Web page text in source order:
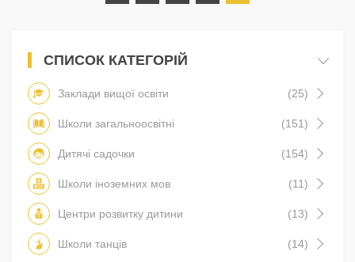
СПИСОК КАТЕГОРІЙ
Заклади вищої освіти (25)
Школи загальноосвітні (151)
Дитячі садочки (154)
Школи іноземних мов (11)
Центри розвитку дитини (13)
Школи танців (14)